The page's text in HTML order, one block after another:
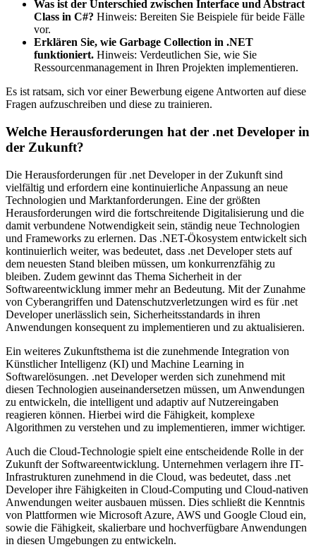
Was ist der Unterschied zwischen Interface und Abstract
Class in C#? Hinweis: Bereiten Sie Beispiele für beide Fälle
vor.
Erklären Sie, wie Garbage Collection in .NET
funktioniert. Hinweis: Verdeutlichen Sie, wie Sie
Ressourcenmanagement in Ihren Projekten implementieren.
Es ist ratsam, sich vor einer Bewerbung eigene Antworten auf diese
Fragen aufzuschreiben und diese zu trainieren.
Welche Herausforderungen hat der .net Developer in
der Zukunft?
Die Herausforderungen für .net Developer in der Zukunft sind
vielfältig und erfordern eine kontinuierliche Anpassung an neue
Technologien und Marktanforderungen. Eine der größten
Herausforderungen wird die fortschreitende Digitalisierung und die
damit verbundene Notwendigkeit sein, ständig neue Technologien
und Frameworks zu erlernen. Das .NET-Ökosystem entwickelt sich
kontinuierlich weiter, was bedeutet, dass .net Developer stets auf
dem neuesten Stand bleiben müssen, um konkurrenzfähig zu
bleiben. Zudem gewinnt das Thema Sicherheit in der
Softwareentwicklung immer mehr an Bedeutung. Mit der Zunahme
von Cyberangriffen und Datenschutzverletzungen wird es für .net
Developer unerlässlich sein, Sicherheitsstandards in ihren
Anwendungen konsequent zu implementieren und zu aktualisieren.
Ein weiteres Zukunftsthema ist die zunehmende Integration von
Künstlicher Intelligenz (KI) und Machine Learning in
Softwarelösungen. .net Developer werden sich zunehmend mit
diesen Technologien auseinandersetzen müssen, um Anwendungen
zu entwickeln, die intelligent und adaptiv auf Nutzereingaben
reagieren können. Hierbei wird die Fähigkeit, komplexe
Algorithmen zu verstehen und zu implementieren, immer wichtiger.
Auch die Cloud-Technologie spielt eine entscheidende Rolle in der
Zukunft der Softwareentwicklung. Unternehmen verlagern ihre IT-
Infrastrukturen zunehmend in die Cloud, was bedeutet, dass .net
Developer ihre Fähigkeiten in Cloud-Computing und Cloud-nativen
Anwendungen weiter ausbauen müssen. Dies schließt die Kenntnis
von Plattformen wie Microsoft Azure, AWS und Google Cloud ein,
sowie die Fähigkeit, skalierbare und hochverfügbare Anwendungen
in diesen Umgebungen zu entwickeln.